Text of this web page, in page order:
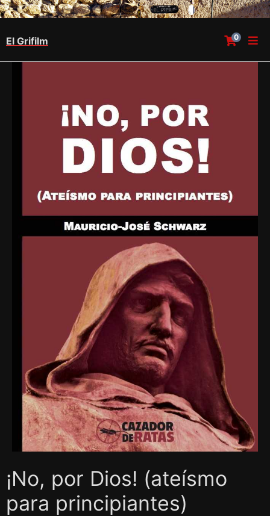
El Grifilm 0
¡No, por Dios! (ateísmo
para principiantes)